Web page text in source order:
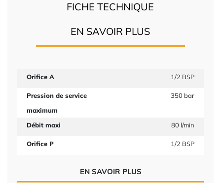
FICHE TECHNIQUE
EN SAVOIR PLUS
Orifice A 1/2 BSP
Pression de service
maximum
350 bar
Débit maxi 80 l/min
Orifice P 1/2 BSP
EN SAVOIR PLUS